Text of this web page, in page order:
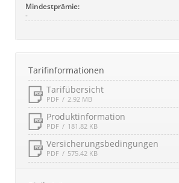
Mindestprämie:
-
Tarifinformationen
Tarifübersicht
PDF 2.92 MB
Produktinformation
PDF 181.82 KB
Versicherungsbedingungen
PDF 575.42 KB